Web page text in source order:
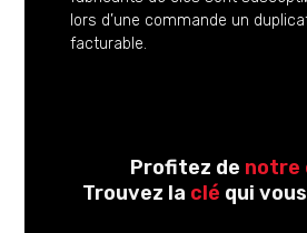
lors d’une commande un
facturable.
Profitez de notre
Trouvez la clé qui